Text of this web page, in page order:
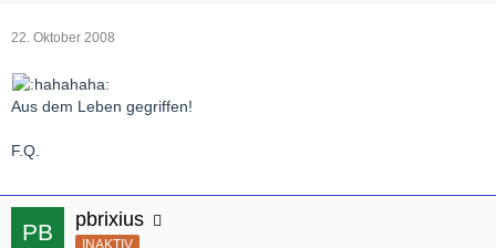
22. Oktober 2008
Aus dem Leben gegriffen!
F.Q.
pbrixius
INAKTIV